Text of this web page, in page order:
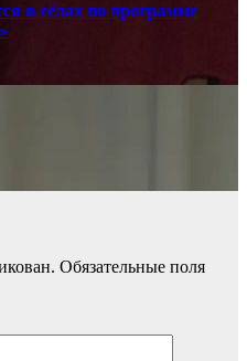
в сёлах по программе
Обязательные поля